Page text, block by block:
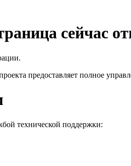
сейчас
предоставляет полное
технической поддержки: